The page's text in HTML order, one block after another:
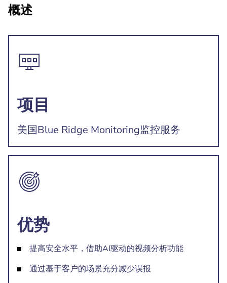
概述
项目
美国Blue Ridge Monitoring监控服务
优势
提高安全水平，借助AI驱动的视频分析功能
通过基于客户的场景充分减少误报